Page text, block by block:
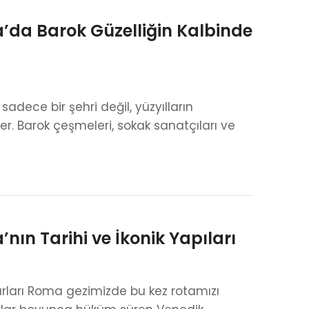
Barok Güzelliğin Kalbinde
bir şehri değil, yüzyılların
Barok çeşmeleri, sokak sanatçıları ve
Tarihi ve İkonik Yapıları
Roma gezimizde bu kez rotamızı